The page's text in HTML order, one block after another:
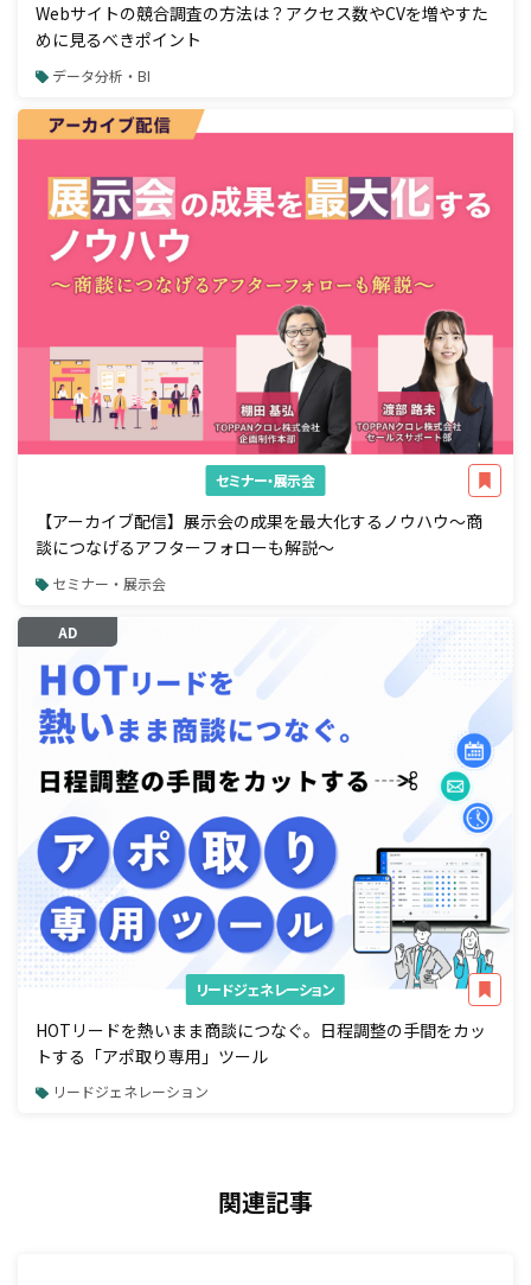
Webサイトの競合調査の方法は？アクセス数やCVを増やすた
めに見るべきポイント
データ分析・BI
セミナー・展示会
【アーカイブ配信】展示会の成果を最大化するノウハウ～商
談につなげるアフターフォローも解説～
セミナー・展示会
AD
リードジェネレーション
HOTリードを熱いまま商談につなぐ。日程調整の手間をカッ
トする「アポ取り専用」ツール
リードジェネレーション
関連記事